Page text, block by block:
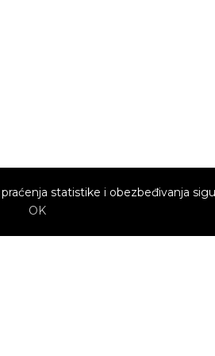
statistike i obezbeđivanja
OK